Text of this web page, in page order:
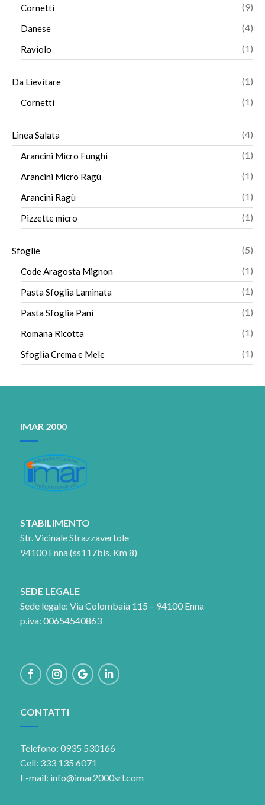
Cornetti 99
Danese 44
Raviolo 11
Da Lievitare 11
Cornetti 11
Linea Salata 44
Arancini Micro Funghi 11
Arancini Micro Ragù 11
Arancini Ragù 11
Pizzette micro 11
Sfoglie 55
Code Aragosta Mignon 11
Pasta Sfoglia Laminata 11
Pasta Sfoglia Pani 11
Romana Ricotta 11
Sfoglia Crema e Mele 11
IMAR 2000
STABILIMENTO
Str. Vicinale Strazzavertole
94100 Enna (ss117bis, Km 8)
SEDE LEGALE
Sede legale: Via Colombaia 115 – 94100 Enna
p.iva: 00654540863
CONTATTI
Telefono: 0935 530166
Cell: 333 135 6071
E-mail: info@imar2000srl.com